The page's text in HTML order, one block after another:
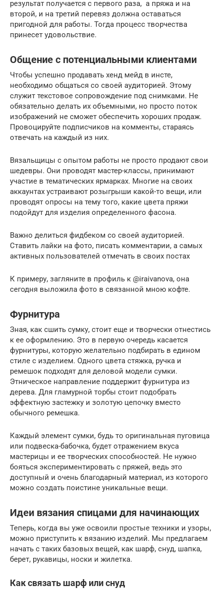
результат получается с первого раза, а пряжа и на
второй, и на третий перевяз должна оставаться
пригодной для работы. Тогда процесс творчества
принесет удовольствие.
Общение с потенциальными клиентами
Чтобы успешно продавать хенд мейд в инсте,
необходимо общаться со своей аудиторией. Этому
служит текстовое сопровождение под снимками. Не
обязательно делать их объемными, но просто поток
изображений не сможет обеспечить хороших продаж.
Провоцируйте подписчиков на комменты, стараясь
отвечать на каждый из них.
Вязальщицы с опытом работы не просто продают свои
шедевры. Они проводят мастер-классы, принимают
участие в тематических ярмарках. Многие на своих
аккаунтах устраивают розыгрыши какой-то вещи, или
проводят опросы на тему того, какие цвета пряжи
подойдут для изделия определенного фасона.
Важно делиться фидбеком со своей аудиторией.
Ставить лайки на фото, писать комментарии, а самых
активных пользователей отмечать в своих постах
К примеру, загляните в профиль к @iraivanova, она
сегодня выложила фото в связанной мною кофте.
Фурнитура
Зная, как сшить сумку, стоит еще и творчески отнестись
к ее оформлению. Это в первую очередь касается
фурнитуры, которую желательно подбирать в едином
стиле с изделием. Одного цвета стяжка, ручка и
ремешок подходят для деловой модели сумки.
Этническое направление поддержит фурнитура из
дерева. Для гламурной торбы стоит подобрать
эффектную застежку и золотую цепочку вместо
обычного ремешка.
Каждый элемент сумки, будь то оригинальная пуговица
или подвеска-бабочка, будет отражением вкуса
мастерицы и ее творческих способностей. Не нужно
бояться экспериментировать с пряжей, ведь это
доступный и очень благодарный материал, из которого
можно создать поистине уникальные вещи.
Идеи вязания спицами для начинающих
Теперь, когда вы уже освоили простые техники и узоры,
можно приступить к вязанию изделий. Мы предлагаем
начать с таких базовых вещей, как шарф, снуд, шапка,
берет, рукавицы, носки и жилетка.
Как связать шарф или снуд